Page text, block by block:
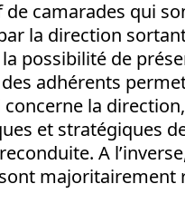
camarades qui
la direction
possibilité de
adhérents
la
et stratégiques
A
majoritairement